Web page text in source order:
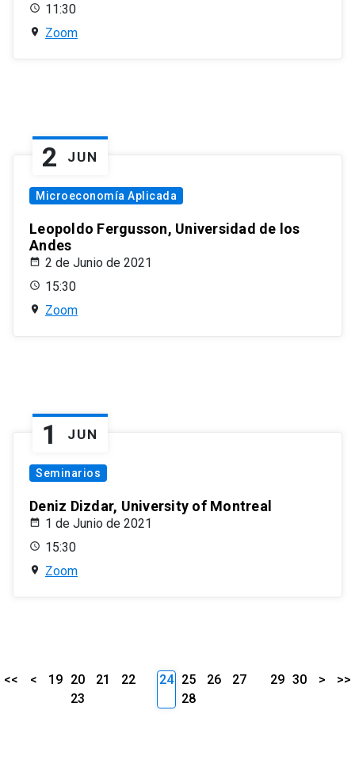
11:30
Zoom
2 JUN
Microeconomía Aplicada
Leopoldo Fergusson, Universidad de los
Andes
2 de Junio de 2021
15:30
Zoom
1 JUN
Seminarios
Deniz Dizdar, University of Montreal
1 de Junio de 2021
15:30
Zoom
<< < 19 20 21
22
23
24 25 26
27
28
29 30 > >>